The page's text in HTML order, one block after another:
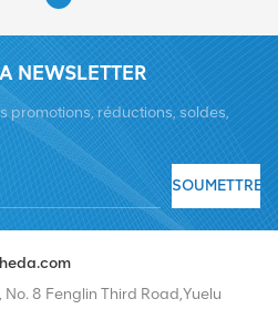
NEWSLETTER
promotions, réductions, soldes,
SOUMETTRE
8 Fenglin Third Road,Yuelu